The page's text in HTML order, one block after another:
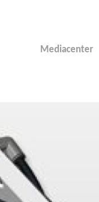
Mediacenter